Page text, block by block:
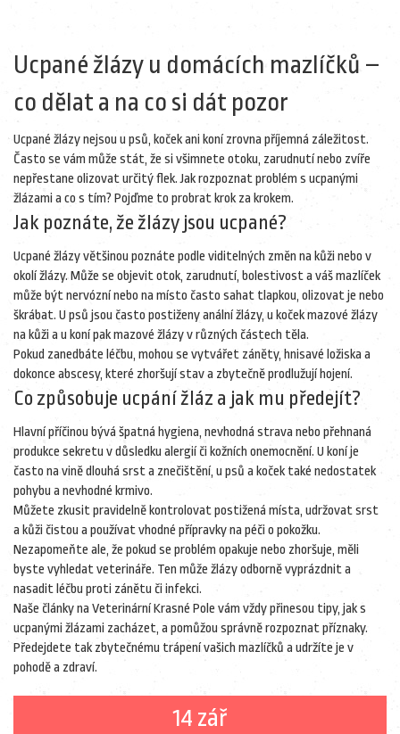
Ucpané žlázy u domácích mazlíčků –
co dělat a na co si dát pozor
Ucpané žlázy nejsou u psů, koček ani koní zrovna příjemná záležitost.
Často se vám může stát, že si všimnete otoku, zarudnutí nebo zvíře
nepřestane olizovat určitý flek. Jak rozpoznat problém s ucpanými
žlázami a co s tím? Pojďme to probrat krok za krokem.
Jak poznáte, že žlázy jsou ucpané?
Ucpané žlázy většinou poznáte podle viditelných změn na kůži nebo v
okolí žlázy. Může se objevit otok, zarudnutí, bolestivost a váš mazlíček
může být nervózní nebo na místo často sahat tlapkou, olizovat je nebo
škrábat. U psů jsou často postiženy anální žlázy, u koček mazové žlázy
na kůži a u koní pak mazové žlázy v různých částech těla.
Pokud zanedbáte léčbu, mohou se vytvářet záněty, hnisavé ložiska a
dokonce abscesy, které zhoršují stav a zbytečně prodlužují hojení.
Co způsobuje ucpání žláz a jak mu předejít?
Hlavní příčinou bývá špatná hygiena, nevhodná strava nebo přehnaná
produkce sekretu v důsledku alergií či kožních onemocnění. U koní je
často na vině dlouhá srst a znečištění, u psů a koček také nedostatek
pohybu a nevhodné krmivo.
Můžete zkusit pravidelně kontrolovat postižená místa, udržovat srst
a kůži čistou a používat vhodné přípravky na péči o pokožku.
Nezapomeňte ale, že pokud se problém opakuje nebo zhoršuje, měli
byste vyhledat veterináře. Ten může žlázy odborně vyprázdnit a
nasadit léčbu proti zánětu či infekci.
Naše články na Veterinární Krasné Pole vám vždy přinesou tipy, jak s
ucpanými žlázami zacházet, a pomůžou správně rozpoznat příznaky.
Předejdete tak zbytečnému trápení vašich mazlíčků a udržíte je v
pohodě a zdraví.
14 zář